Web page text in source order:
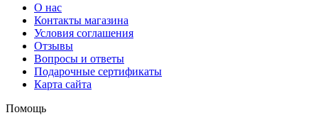
О нас
Контакты магазина
Условия соглашения
Отзывы
Вопросы и ответы
Подарочные сертификаты
Карта сайта
Помощь